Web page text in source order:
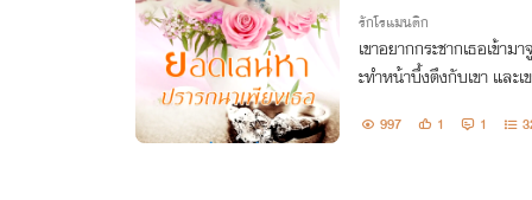
รักโรแมนติก
เขาอยากกระชากเธอเข้า
ะทำหน้าบึ้งตึงกับเขา และ
น้ำแข็งอ
997 1 1